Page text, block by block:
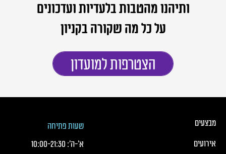
ותיהנו מהטבות בלעדיות ועדכונים
על כל מה שקורה בקניון
הצטרפות למועדון
כותרת תחתונה של העמוד
כותרת תחונה של העמוד עם קישורי תפריט
מבצעים
אירועים
שעות פתיחה
א׳-ה׳:
10:00-21:30